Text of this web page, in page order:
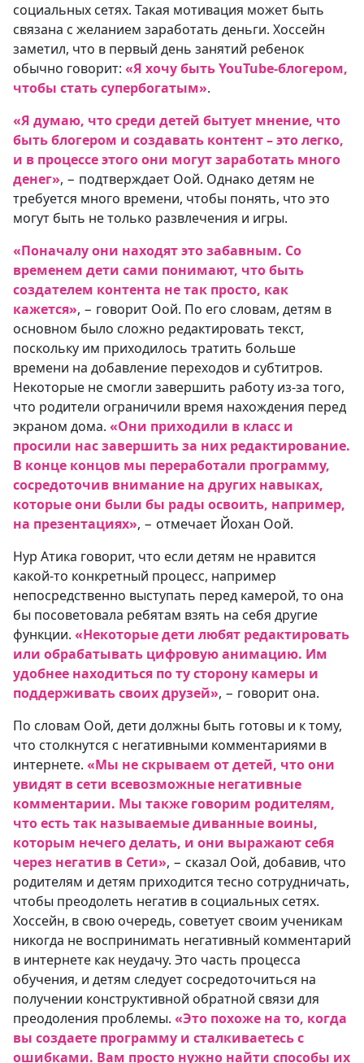
социальных сетях. Такая мотивация может быть
связана с желанием заработать деньги. Хоссейн
заметил, что в первый день занятий ребенок
обычно говорит: «Я хочу быть YouTube-блогером,
чтобы стать супербогатым».
«Я думаю, что среди детей бытует мнение, что
быть блогером и создавать контент – это легко,
и в процессе этого они могут заработать много
денег», − подтверждает Оой. Однако детям не
требуется много времени, чтобы понять, что это
могут быть не только развлечения и игры.
«Поначалу они находят это забавным. Со
временем дети сами понимают, что быть
создателем контента не так просто, как
кажется», − говорит Оой. По его словам, детям в
основном было сложно редактировать текст,
поскольку им приходилось тратить больше
времени на добавление переходов и субтитров.
Некоторые не смогли завершить работу из-за того,
что родители ограничили время нахождения перед
экраном дома. «Они приходили в класс и
просили нас завершить за них редактирование.
В конце концов мы переработали программу,
сосредоточив внимание на других навыках,
которые они были бы рады освоить, например,
на презентациях», − отмечает Йохан Оой.
Нур Атика говорит, что если детям не нравится
какой-то конкретный процесс, например
непосредственно выступать перед камерой, то она
бы посоветовала ребятам взять на себя другие
функции. «Некоторые дети любят редактировать
или обрабатывать цифровую анимацию. Им
удобнее находиться по ту сторону камеры и
поддерживать своих друзей», − говорит она.
По словам Оой, дети должны быть готовы и к тому,
что столкнутся с негативными комментариями в
интернете. «Мы не скрываем от детей, что они
увидят в сети всевозможные негативные
комментарии. Мы также говорим родителям,
что есть так называемые диванные воины,
которым нечего делать, и они выражают себя
через негатив в Сети», − сказал Оой, добавив, что
родителям и детям приходится тесно сотрудничать,
чтобы преодолеть негатив в социальных сетях.
Хоссейн, в свою очередь, советует своим ученикам
никогда не воспринимать негативный комментарий
в интернете как неудачу. Это часть процесса
обучения, и детям следует сосредоточиться на
получении конструктивной обратной связи для
преодоления проблемы. «Это похоже на то, когда
вы создаете программу и сталкиваетесь с
ошибками. Вам просто нужно найти способы их